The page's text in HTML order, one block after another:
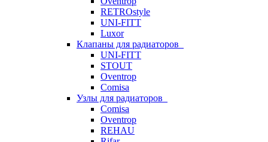
RETROstyle
UNI-FITT
Luxor
Клапаны для радиаторов
UNI-FITT
STOUT
Oventrop
Comisa
Узлы для радиаторов
Comisa
Oventrop
REHAU